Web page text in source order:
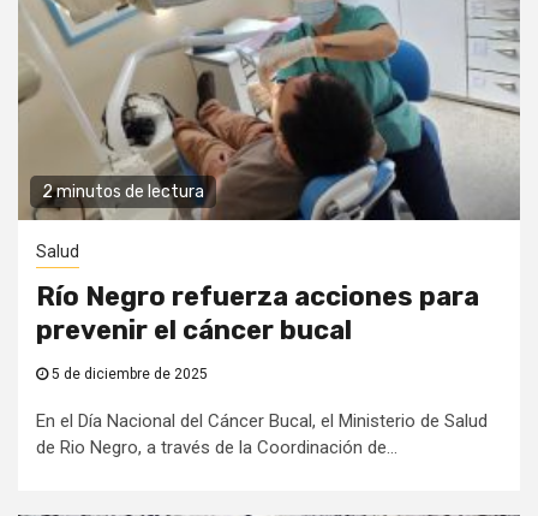
2 minutos de lectura
Salud
Río Negro refuerza acciones para
prevenir el cáncer bucal
5 de diciembre de 2025
En el Día Nacional del Cáncer Bucal, el Ministerio de Salud
de Rio Negro, a través de la Coordinación de...